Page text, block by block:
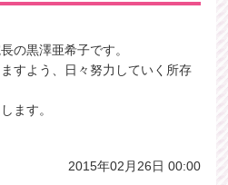
の黒澤亜希子です。
すよう、日々努力していく所存
ます。
2015年02月26日 00:00